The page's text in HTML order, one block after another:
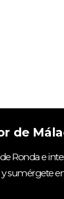
de
Ronda e
sumérgete